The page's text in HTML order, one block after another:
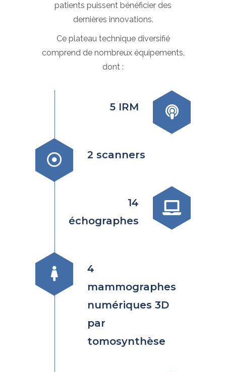
patients puissent bénéficier des
dernières innovations.
Ce plateau technique diversifié
comprend de nombreux équipements,
dont :
5 IRM
2 scanners
14
échographes
4
mammographes
numériques 3D
par
tomosynthèse